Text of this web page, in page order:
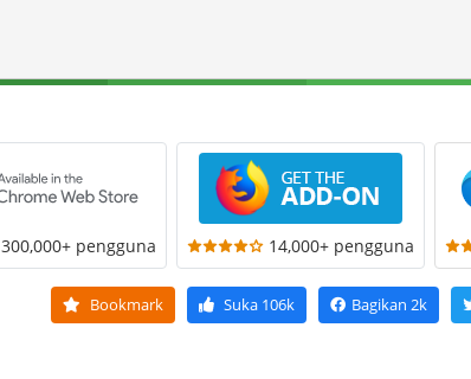
300,000+ pengguna 14,000+ pengguna
Bookmark Suka 106k Bagikan 2k